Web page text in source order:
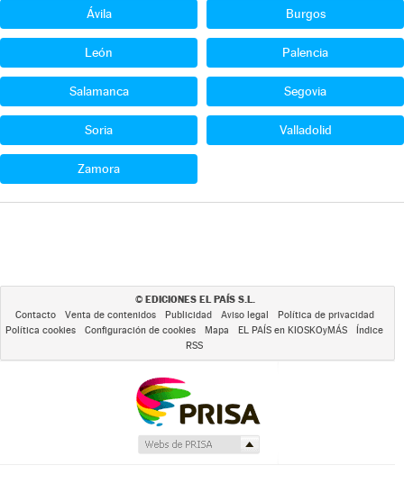
Ávila Burgos
León Palencia
Salamanca Segovia
Soria Valladolid
Zamora
© EDICIONES EL PAÍS S.L.
Contacto Venta de contenidos Publicidad Aviso legal
Política de privacidad
Política cookies
Configuración de cookies Mapa EL PAÍS en KIOSKOyMÁS
Índice
RSS